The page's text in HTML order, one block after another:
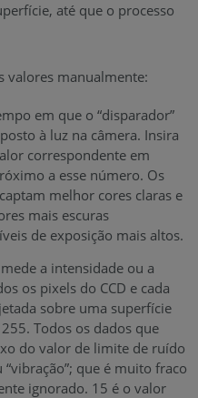
até que o processo
valores manualmente:
em que o “disparador”
à luz na câmera. Insira
correspondente em
a esse número. Os
melhor cores claras e
mais escuras
de exposição mais altos.
a intensidade ou a
os pixels do CCD e cada
sobre uma superfície
Todos os dados que
do valor de limite de ruído
que é muito fraco
ignorado. 15 é o valor